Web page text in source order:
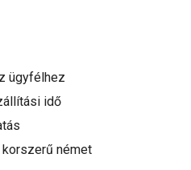
ügyfélhez
idő
német